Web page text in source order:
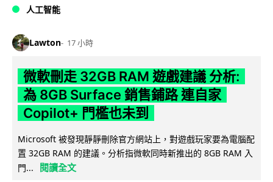
人工智能
Lawton 17 小時
微軟刪走 32GB RAM 遊戲建議 分析:
為 8GB Surface 銷售鋪路 連自家
Copilot+ 門檻也未到
Microsoft 被發現靜靜刪除官方網站上，對遊戲玩家要為電腦配
置 32GB RAM 的建議。分析指微軟同時新推出的 8GB RAM 入
門...
閱讀全文